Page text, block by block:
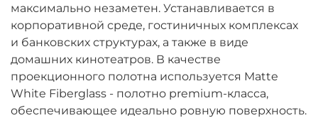
максимально незаметен. Устанавливается в
корпоративной среде, гостиничных комплексах
и банковских структурах, а также в виде
домашних кинотеатров. В качестве
проекционного полотна используется Matte
White Fiberglass - полотно premium-класса,
обеспечивающее идеально ровную поверхность.